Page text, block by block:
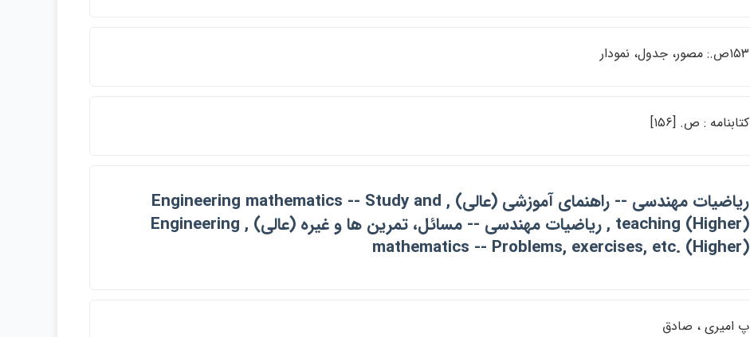
۱۵۳ص.: مصور، جدول، نمودار
كتابنامه : ص. [۱۵۶]
رياضيات مهندسي -- راهنماي آموزشي (عالي) , Engineering mathematics -- Study and
teaching (Higher) , رياضيات مهندسي -- مسائل، تمرين ها و غيره (عالي) , Engineering
mathematics -- Problems, exercises, etc. (Higher)
پ اميري ، صادق